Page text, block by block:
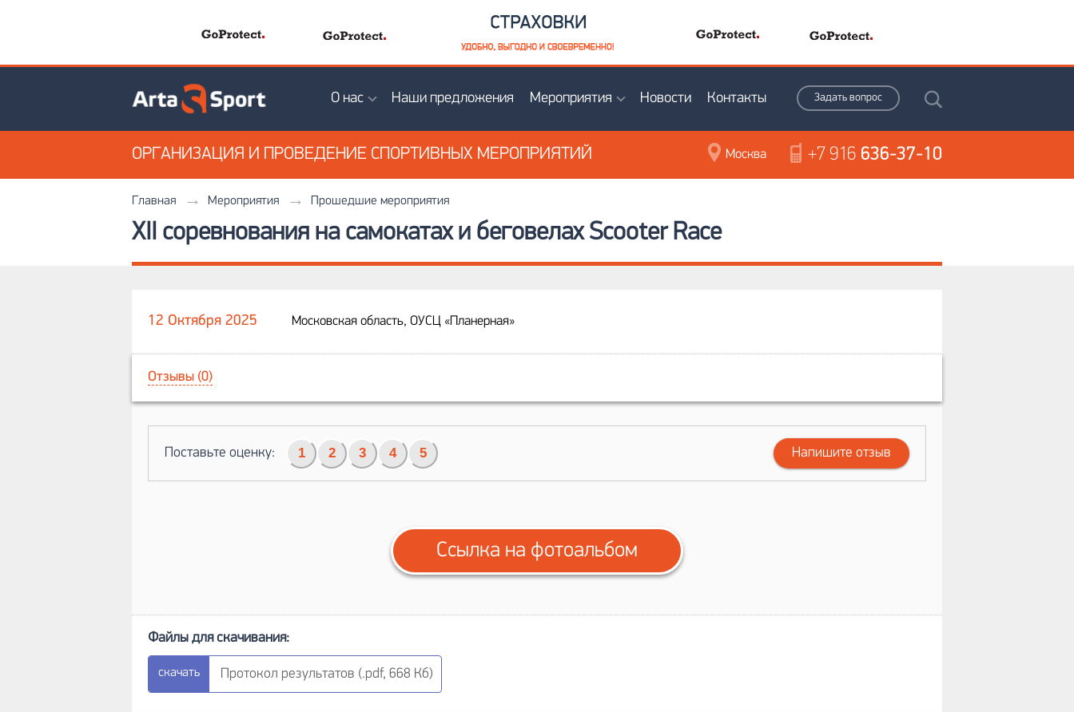
Задать вопрос
О нас Наши предложения Мероприятия Новости Контакты
ОРГАНИЗАЦИЯ И ПРОВЕДЕНИЕ СПОРТИВНЫХ МЕРОПРИЯТИЙ +7 916 636-37-10
Москва
Главная Мероприятия Прошедшие мероприятия
XII соревнования на самокатах и беговелах Scooter Race
12 Октября 2025 Московская область, ОУСЦ «Планерная»
Отзывы (0)
Поставьте оценку: 1 2 3 4 5 Напишите отзыв
Ссылка на фотоальбом
Протокол результатов (.pdf, 668 Кб)